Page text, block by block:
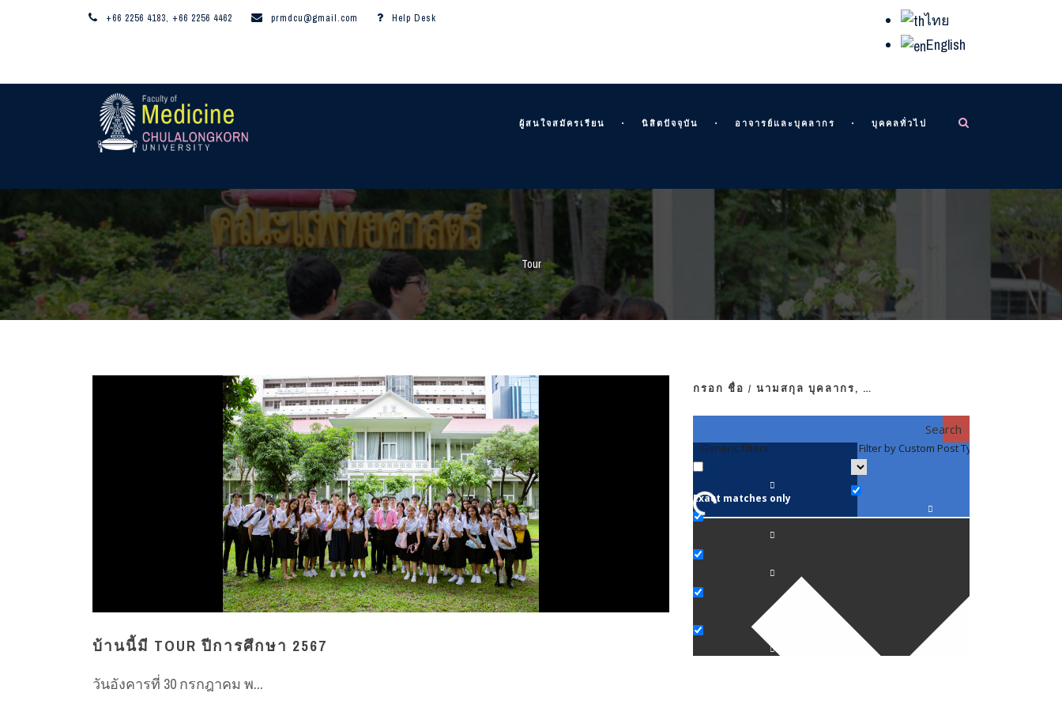
+66 2256 4183, +66 2256 4462 prmdcu@gmail.com Help Desk
ไทย
English
ผู้สนใจสมัครเรียน นิสิตปัจจุบัน อาจารย์และบุคลากร บุคคลทั่วไป
Tour
บ้านนี้มี TOUR ปีการศึกษา 2567
วันอังคารที่ 30 กรกฎาคม พ...
กรอก ชื่อ / นามสกุล บุคลากร, …
Search
Generic filters
Exact matches only
Filter by Custom Post Type